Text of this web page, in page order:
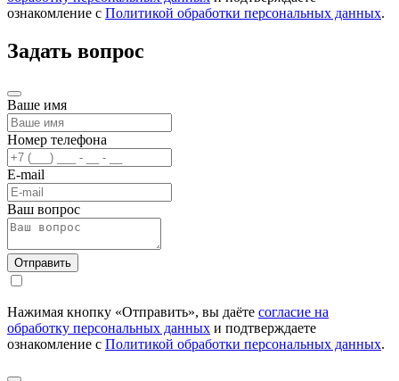
ознакомление с Политикой обработки персональных данных.
Задать вопрос
Ваше имя
Номер телефона
E-mail
Ваш вопрос
Нажимая кнопку «Отправить», вы даёте согласие на
обработку персональных данных и подтверждаете
ознакомление с Политикой обработки персональных данных.